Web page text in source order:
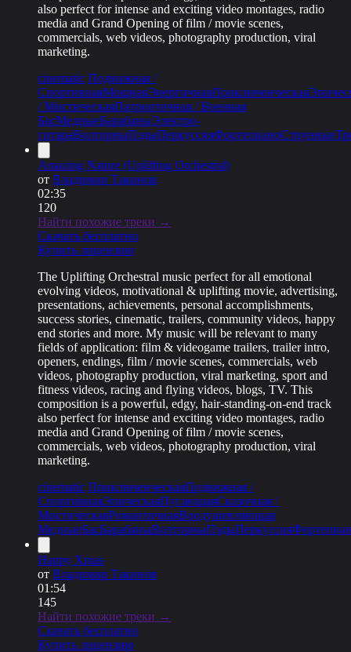
also perfect for intense and exciting video montages, radio
media and Grand Opening of film / movie scenes,
commercials, web videos, photography production, viral
marketing.
cinematic Подвижная /
СпортивнаяМощнаяЭнергичнаяПриключенческая
/ МистическаяПатриотичная / Военная
БасМедныеБарабаныЭлектро-
гитараВолторныПэдыПеркуссияФортепианоСтрунные
Amazing Nature (Uplifting Orchestral)
от Владимир Такинов
02:35
120
Найти похожие треки →
Скачать бесплатно
Купить лицензию
The Uplifting Orchestral music perfect for all emotional
evolving videos, motivational & uplifting movie, advertising,
presentations, achievements, personal accomplishments,
success stories, cinematic, trailers, community videos, happy
end stories and more. My music will be relevant to many
fields of application: film & videogame trailers, trailer intro,
openers, endings, film / movie scenes, commercials, web
videos, photography production, viral marketing, sport and
fitness videos, racing and flying videos, blogs, TV. This
composition is a powerful, edgy, hair-standing-on-end track
also perfect for intense and exciting video montages, radio
media and Grand Opening of film / movie scenes,
commercials, web videos, photography production, viral
marketing.
cinematic ПриключенческаяПодвижная /
СпортивнаяЭпическаяПугающаяСказочная /
МистическаяРомантичнаяВоодушевляющая
МедныеБасБарабаныВолторныПэдыПеркуссия
Happy Xmas
от Владимир Такинов
01:54
145
Найти похожие треки →
Скачать бесплатно
Купить лицензию